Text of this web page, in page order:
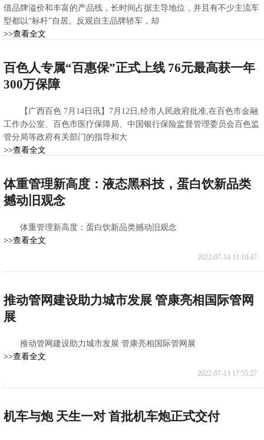
借品牌溢价和丰富的产品线，长时间占据主导地位，并且有不少主流车
型都以“标杆”自居。反观自主品牌轿车，却
>>查看全文
百色人专属“百惠保”正式上线 76元最高获一年
300万保障
【广西百色 7月14日讯】7月12日,经市人民政府批准,在百色市金融
工作办公室、百色市医疗保障局、中国银行保险监督管理委员会百色监
管分局等政府有关部门的指导和大
>>查看全文
体重管理新高度：液态黑科技，蛋白饮新品类
撼动旧观念
体重管理新高度：蛋白饮新品类撼动旧观念
>>查看全文
2022-07-14 11:10:47
推动管网建设助力城市发展 管康亮相国际管网
展
推动管网建设助力城市发展 管康亮相国际管网展
>>查看全文
2022-07-13 17:55:27
机车与炮 天生一对 首批机车炮正式交付